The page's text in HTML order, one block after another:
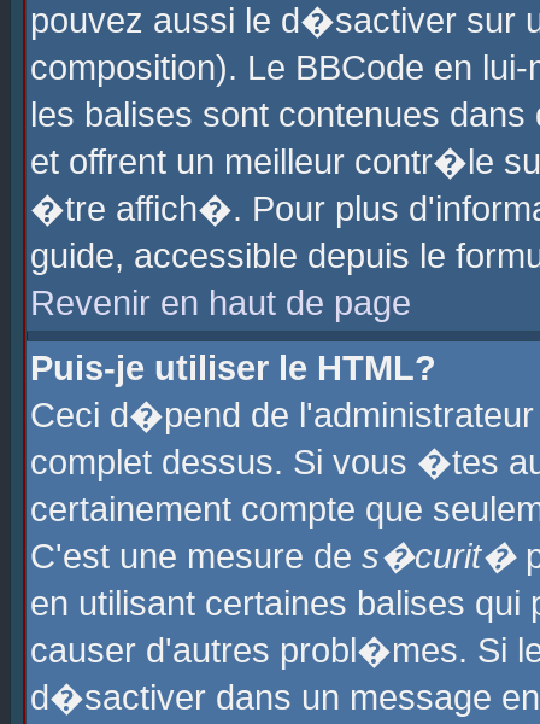
pouvez aussi le d�sactiver sur
composition). Le BBCode en
les balises sont contenues
et offrent un meilleur contr�le
�tre affich�. Pour plus
guide, accessible depuis le
Revenir en haut de page
Puis-je utiliser le HTML?
Ceci d�pend de
complet dessus. Si vous �tes
certainement compte que
C'est une mesure de s�curit�
en utilisant certaines balises
causer d'autres probl�mes. Si
d�sactiver dans un message